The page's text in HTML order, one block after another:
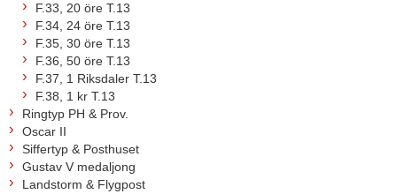
F.33, 20 öre T.13
F.34, 24 öre T.13
F.35, 30 öre T.13
F.36, 50 öre T.13
F.37, 1 Riksdaler T.13
F.38, 1 kr T.13
Ringtyp PH & Prov.
Oscar II
Siffertyp & Posthuset
Gustav V medaljong
Landstorm & Flygpost